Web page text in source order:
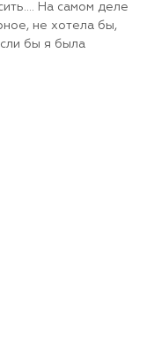
На самом деле
не хотела бы,
бы я была